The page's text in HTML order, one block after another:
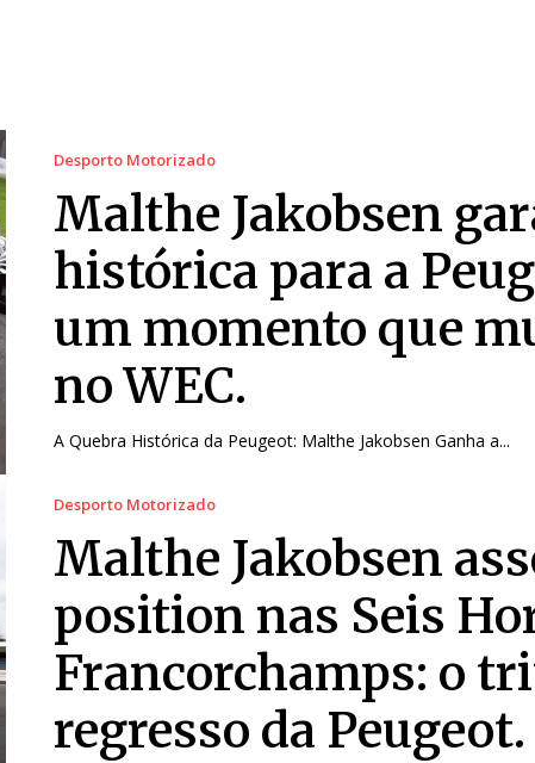
Desporto Motorizado
Malthe Jakobsen
histórica para a
um momento que
no WEC.
A Quebra Histórica da Peugeot: Malthe Jakobsen Ganha a...
Desporto Motorizado
Malthe Jakobsen
position nas Seis
Francorchamps: o
regresso da Peugeot.